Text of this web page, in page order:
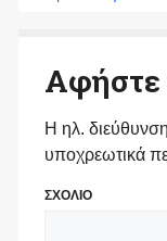
Αφήστε
Η ηλ.
υποχρεωτικά
ΣΧΟΛΙΟ